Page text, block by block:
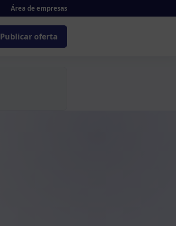
Área de empresas
Publicar oferta